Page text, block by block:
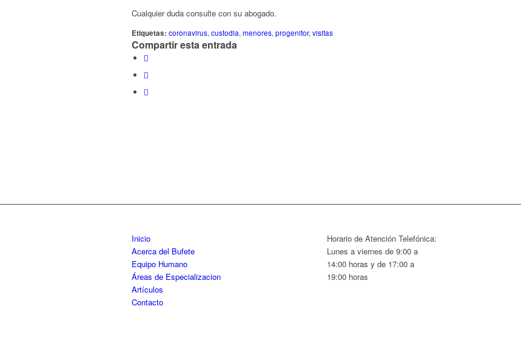
Cualquier duda consulte con su abogado.
Etiquetas: coronavirus, custodia, menores, progenitor, visitas
Compartir esta entrada
Inicio
Acerca del Bufete
Equipo Humano
Áreas de Especializacion
Artículos
Contacto
Horario de Atención Telefónica:
Lunes a viernes de 9:00 a
14:00 horas y de 17:00 a
19:00 horas